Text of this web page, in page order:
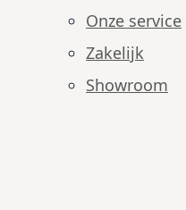
Onze service
Zakelijk
Showroom